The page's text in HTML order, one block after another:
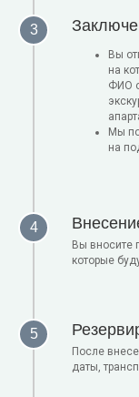
Вы
на
ФИО
Мы
на
Вы вносите
которые
После
даты,